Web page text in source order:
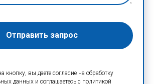
Отправить запрос
кнопку, вы даете согласие на обработку
данных и соглашаетесь c политикой